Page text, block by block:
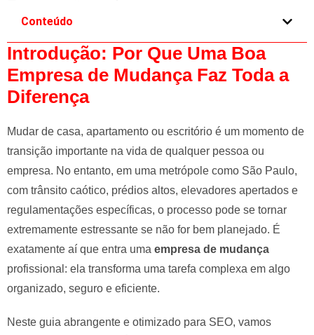
l
e
f
t
b
a
n
k
Conteúdo
Introdução: Por Que Uma Boa
Empresa de Mudança Faz Toda a
Diferença
Mudar de casa, apartamento ou escritório é um momento de
transição importante na vida de qualquer pessoa ou
empresa. No entanto, em uma metrópole como São Paulo,
com trânsito caótico, prédios altos, elevadores apertados e
regulamentações específicas, o processo pode se tornar
extremamente estressante se não for bem planejado. É
exatamente aí que entra uma empresa de mudança
profissional: ela transforma uma tarefa complexa em algo
organizado, seguro e eficiente.
Neste guia abrangente e otimizado para SEO, vamos